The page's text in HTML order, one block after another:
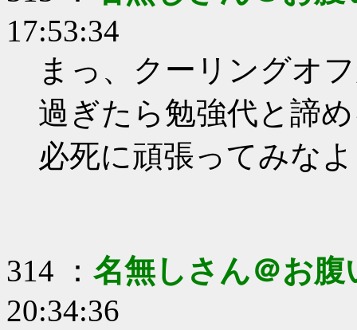
17:53:34
まっ、クーリングオ
過ぎたら勉強代と諦
必死に頑張ってみな
314 ： 名無しさん＠お腹
20:34:36